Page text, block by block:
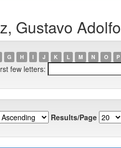
Gustavo Adolfo
G H I J K L M N O P
few letters:
Results/Page